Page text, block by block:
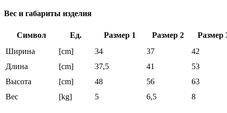
Вес и габариты изделия
Символ Ед. Размер 1 Размер 2
Размер
Ширина
[cm] 34 37
42
Длина
[cm] 37,5 41
53
Высота
[cm] 48 56
63
Вес
[kg] 5 6,5 8